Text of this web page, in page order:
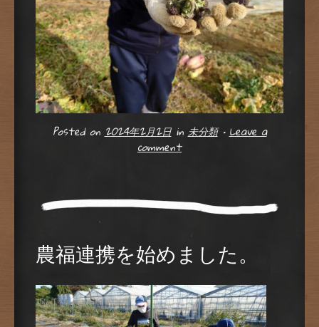
Posted on2024年2月2日 in未分類 •Leave a
comment
農福連携を始めました。